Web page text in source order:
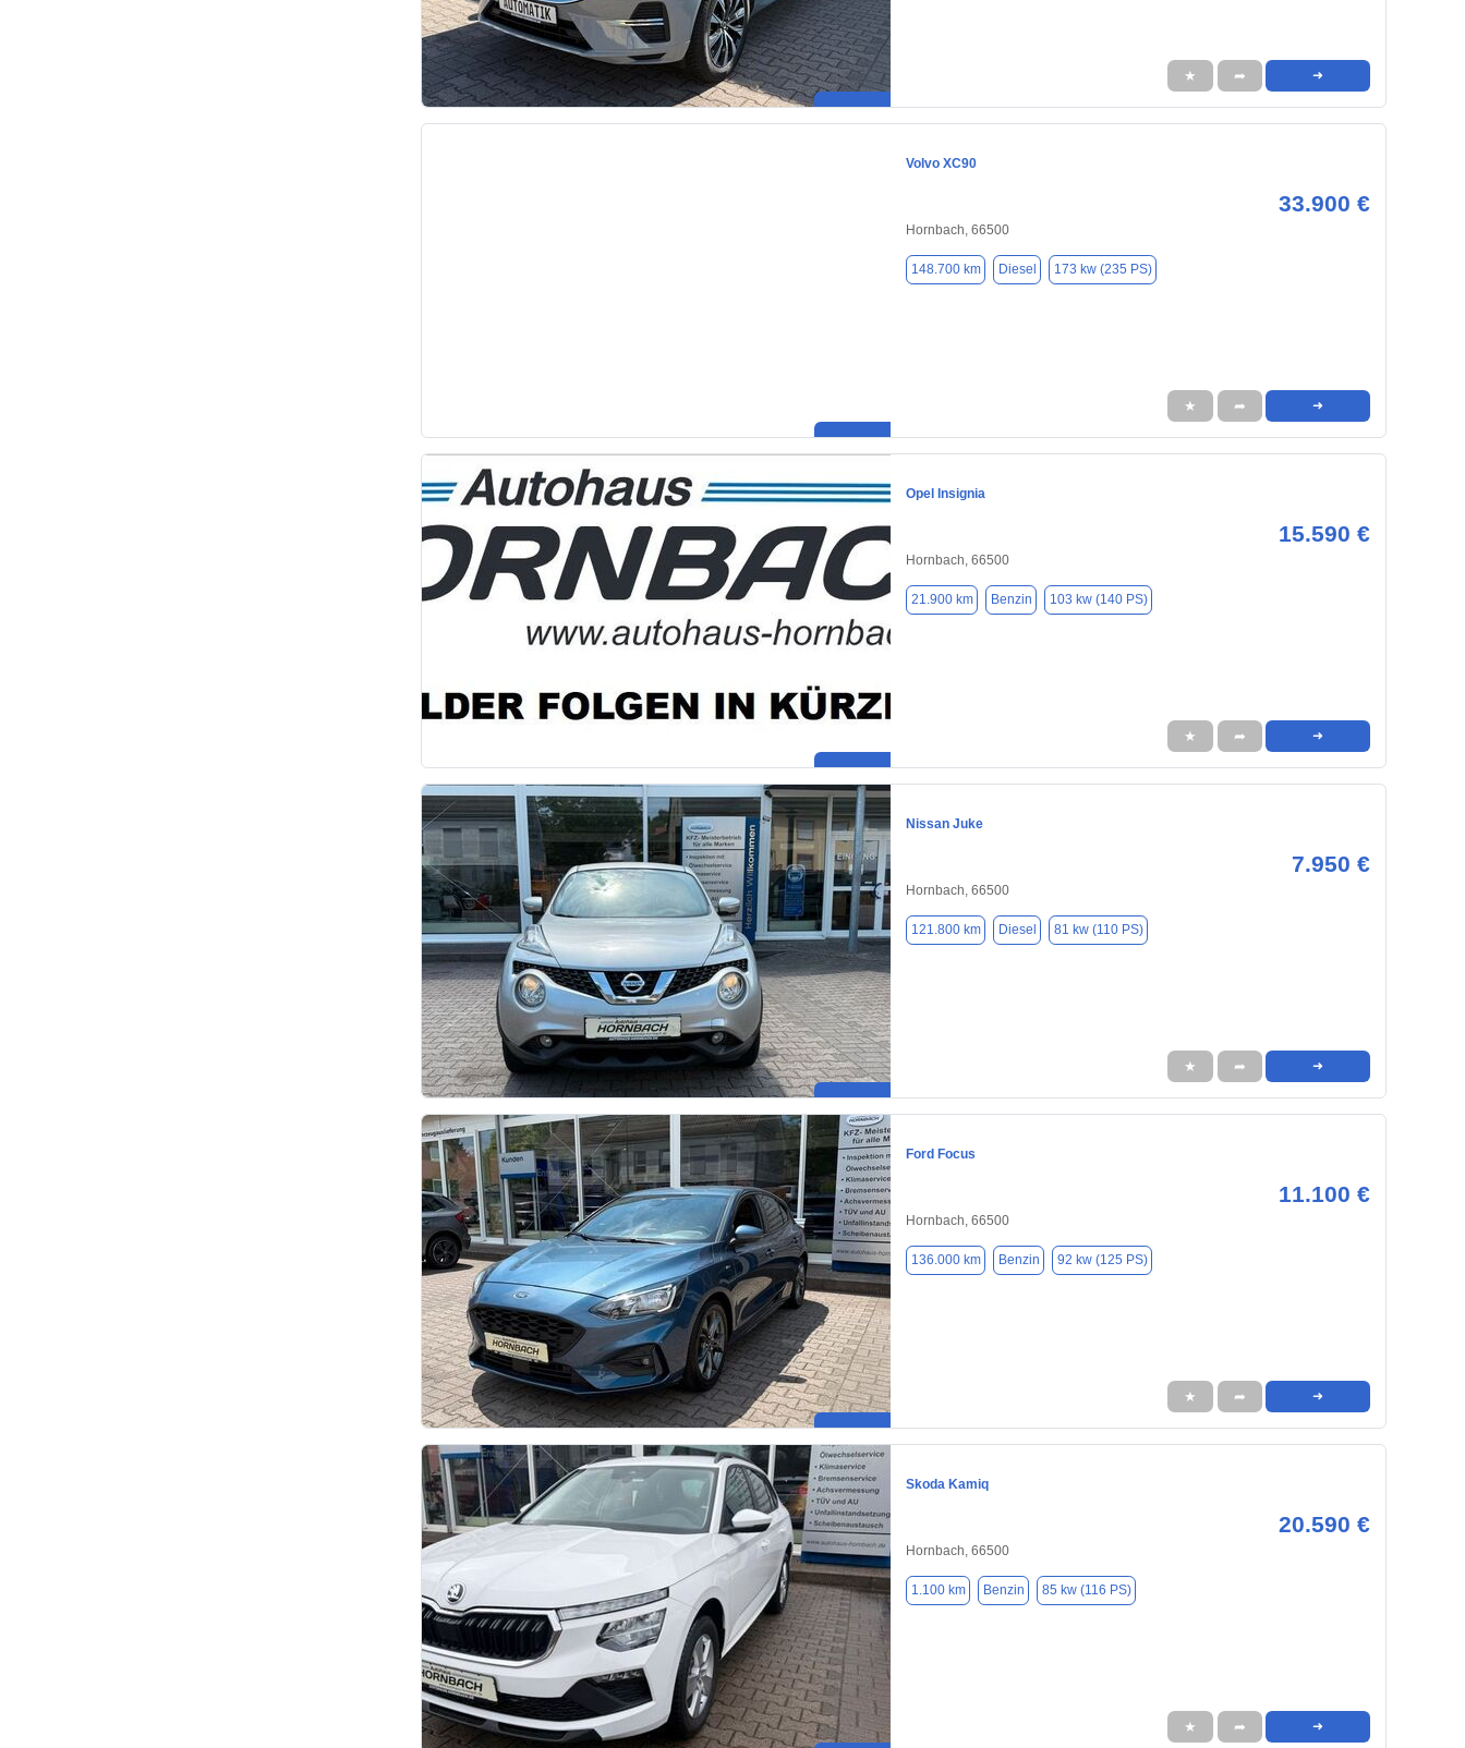
★ ➦ ➜
Volvo XC90
33.900 €
Hornbach, 66500
148.700 km Diesel 173 kw (235 PS)
★ ➦ ➜
Opel Insignia
15.590 €
Hornbach, 66500
21.900 km Benzin 103 kw (140 PS)
★ ➦ ➜
Nissan Juke
7.950 €
Hornbach, 66500
121.800 km Diesel 81 kw (110 PS)
★ ➦ ➜
Ford Focus
11.100 €
Hornbach, 66500
136.000 km Benzin 92 kw (125 PS)
★ ➦ ➜
Skoda Kamiq
20.590 €
Hornbach, 66500
1.100 km Benzin 85 kw (116 PS)
★ ➦ ➜